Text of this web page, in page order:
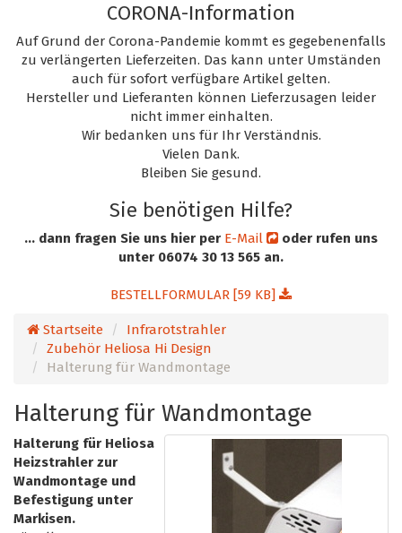
CORONA-Information
Auf Grund der Corona-Pandemie kommt es gegebenenfalls
zu verlängerten Lieferzeiten. Das kann unter Umständen
auch für sofort verfügbare Artikel gelten.
Hersteller und Lieferanten können Lieferzusagen leider
nicht immer einhalten.
Wir bedanken uns für Ihr Verständnis.
Vielen Dank.
Bleiben Sie gesund.
Sie benötigen Hilfe?
... dann fragen Sie uns hier per E-Mail
oder rufen uns
unter 06074 30 13 565 an.
BESTELLFORMULAR [59 KB]
Startseite
Infrarotstrahler
Zubehör Heliosa Hi Design
Halterung für Wandmontage
Halterung für Wandmontage
Halterung für Heliosa
Heizstrahler zur
Wandmontage und
Befestigung unter
Markisen.